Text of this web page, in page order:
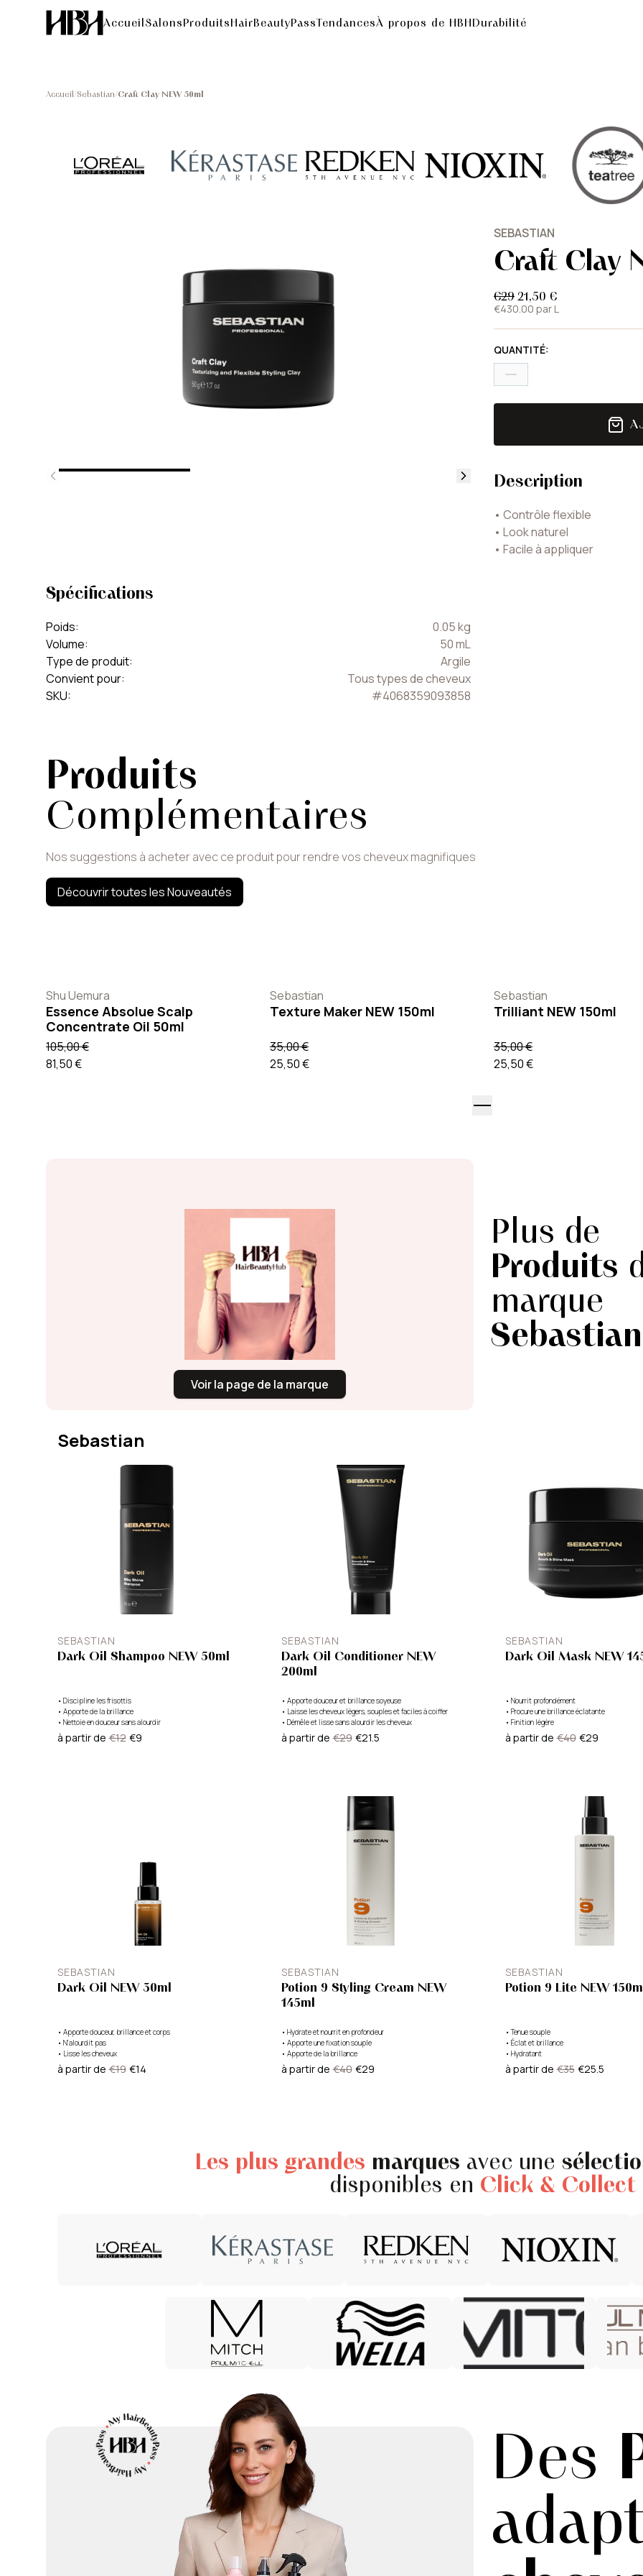
AccueilSalonsProduitsHairBeautyPassTendancesÀ propos de HBHDurabilité
Accueil/Sebastian/Craft Clay NEW 50ml
SEBASTIAN
Craft Clay
€2921,50 €
€430.00 par L
QUANTITÉ:
Description
• Contrôle flexible
• Look naturel
• Facile à appliquer
Spécifications
Poids: 0.05kg
Volume: 50mL
Type de produit:
Argile
Convient pour:
Tous types de cheveux
SKU: #4068359093858
Produits
Complémentaires
Nos suggestions à acheter avec ce produit pour rendre vos cheveux magnifiques
Découvrir toutes les Nouveautés
Shu Uemura
Essence Absolue Scalp
Concentrate Oil 50ml
105,00 €
81,50 €
Sebastian
Texture Maker NEW 150ml
35,00 €
25,50 €
Sebastian
Trilliant NEW 150ml
35,00 €
25,50 €
Voir la page de la marque
Plus de
Produits
marque
Sebastian
Sebastian
SEBASTIAN
Dark Oil Shampoo NEW 50ml
• Discipline les frisottis
• Apporte de la brillance
• Nettoie en douceur sans alourdir
à partir de €12 €9
SEBASTIAN
Dark Oil Conditioner NEW
200ml
• Apporte douceur et brillance soyeuse
• Laisse les cheveux légers, souples et faciles à coiffer
• Démêle et lisse sans alourdir les cheveux
à partir de €29 €21.5
SEBASTIAN
Dark Oil Mask NEW
• Nourrit profondément
• Procure une brillance éclatante
• Finition légère
à partir de €40 €29
SEBASTIAN
Dark Oil NEW 30ml
• Apporte douceur, brillance et corps
• N'alourdit pas
• Lisse les cheveux
à partir de €19 €14
SEBASTIAN
Potion 9 Styling Cream NEW
145ml
• Hydrate et nourrit en profondeur
• Apporte une fixation souple
• Apporte de la brillance
à partir de €40 €29
SEBASTIAN
Potion 9 Lite NEW
•Tenue souple
• Éclat et brillance
• Hydratant
à partir de €35 €25.5
Les plus grandes marques avec une
disponibles en Click & Collect
Des